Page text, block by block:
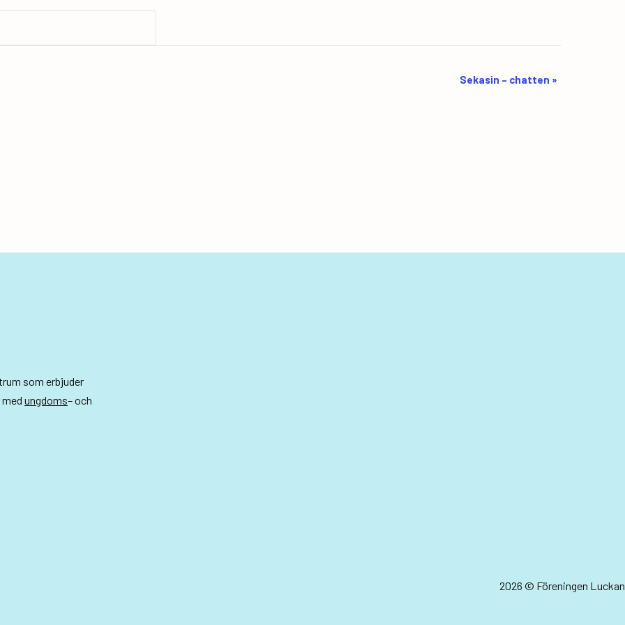
Sekasin – chatten »
som erbjuder
ungdoms– och
2026 © Föreningen Luckan